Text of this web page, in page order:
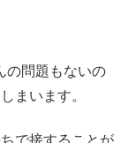
の問題もないの
まいます。